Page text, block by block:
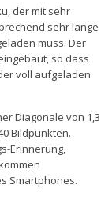
der mit sehr
sehr lange
muss. Der
so dass
voll aufgeladen
Diagonale von 1,3
Bildpunkten.
Erinnerung,
Smartphones.